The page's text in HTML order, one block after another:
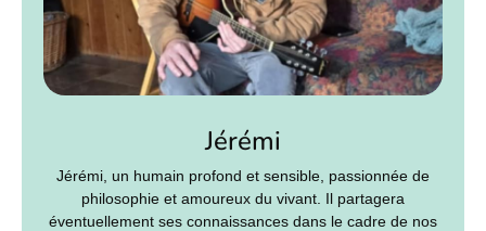
Jérémi
Jérémi, un humain profond et sensible, passionnée de
philosophie et amoureux du vivant. Il partagera
éventuellement ses connaissances dans le cadre de nos